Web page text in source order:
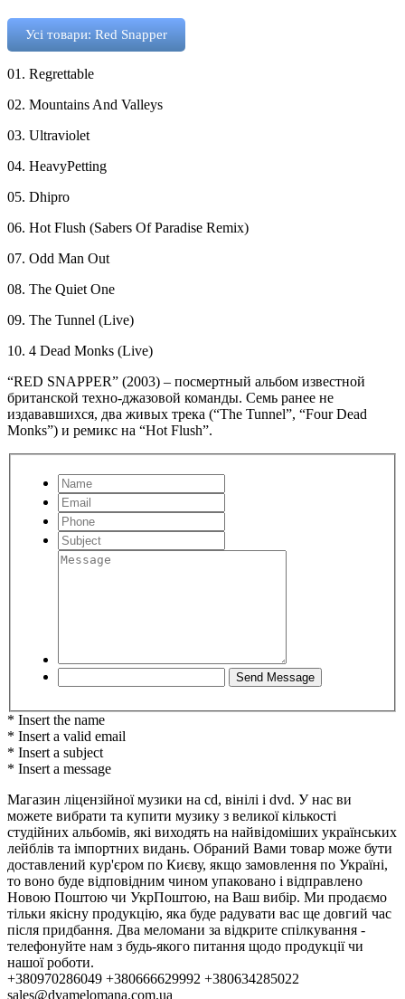
Усі товари: Red Snapper
01. Regrettable
02. Mountains And Valleys
03. Ultraviolet
04. HeavyPetting
05. Dhipro
06. Hot Flush (Sabers Of Paradise Remix)
07. Odd Man Out
08. The Quiet One
09. The Tunnel (Live)
10. 4 Dead Monks (Live)
“RED SNAPPER” (2003) – посмертный альбом известной
британской техно-джазовой команды. Семь ранее не
издававшихся, два живых трека (“The Tunnel”, “Four Dead
Monks”) и ремикс на “Hot Flush”.
* Insert the name
* Insert a valid email
* Insert a subject
* Insert a message
Магазин ліцензійної музики на cd, вінілі і dvd. У нас ви
можете вибрати та купити музику з великої кількості
студійних альбомів, які виходять на найвідоміших українських
лейблів та імпортних видань. Обраний Вами товар може бути
доставлений кур'єром по Києву, якщо замовлення по Україні,
то воно буде відповідним чином упаковано і відправлено
Новою Поштою чи УкрПоштою, на Ваш вибір. Ми продаємо
тільки якісну продукцію, яка буде радувати вас ще довгий час
після придбання. Два меломани за відкрите спілкування -
телефонуйте нам з будь-якого питання щодо продукції чи
нашої роботи.
+380970286049 +380666629992 +380634285022
sales@dvamelomana.com.ua